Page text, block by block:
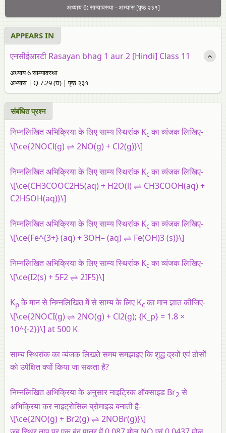
अध्याय 6: साम्यावस्था - अभ्यास [पृष्ठ २३१]
APPEARS IN
एनसीईआरटी Rasayan bhag 1 aur 2 [Hindi] Class 11
अध्याय 6 साम्यावस्था
अभ्यास | Q 7.29 (घ) | पृष्ठ २३१
संबंधित प्रश्न
निम्नलिखित अभिक्रिया के लिए साम्य स्थिरांक Kcका व्यंजक लिखिए-
\[\ce{2NOCl(g) ⇌ 2NO(g) + Cl2(g)}\]
निम्नलिखित अभिक्रिया के लिए साम्य स्थिरांक Kcका व्यंजक लिखिए-
\[\ce{CH3COOC2H5(aq) + H2O(l) ⇌ CH3COOH(aq) +
C2H5OH(aq)}\]
निम्नलिखित अभिक्रिया के लिए साम्य स्थिरांक Kcका व्यंजक लिखिए-
\[\ce{Fe^{3+} (aq) + 3OH– (aq) ⇌ Fe(OH)3 (s)}\]
निम्नलिखित अभिक्रिया के लिए साम्य स्थिरांक Kcका व्यंजक लिखिए-
\[\ce{I2(s) + 5F2 ⇌ 2IF5}\]
Kpके मान से निम्नलिखित में से साम्य के लिए Kcका मान ज्ञात कीजिए-
\[\ce{2NOCI(g) ⇌ 2NO(g) + Cl2(g); {K_p} = 1.8 ×
10^{-2}}\] at 500 K
साम्य स्थिरांक का व्यंजक लिखते समय समझाइए कि शुद्ध द्रवों एवं ठोसों
को उपेक्षित क्यों किया जा सकता है?
निम्नलिखित अभिक्रिया के अनुसार नाइट्रिक ऑक्साइड Br2 से
अभिक्रिया कर नाइट्रोसिल ब्रोमाइड बनाती है-
\[\ce{2NO(g) + Br2(g) ⇌ 2NOBr(g)}\]